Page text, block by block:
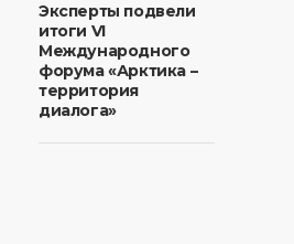
Эксперты подвели
итоги VI
Международного
форума «Арктика –
территория
диалога»